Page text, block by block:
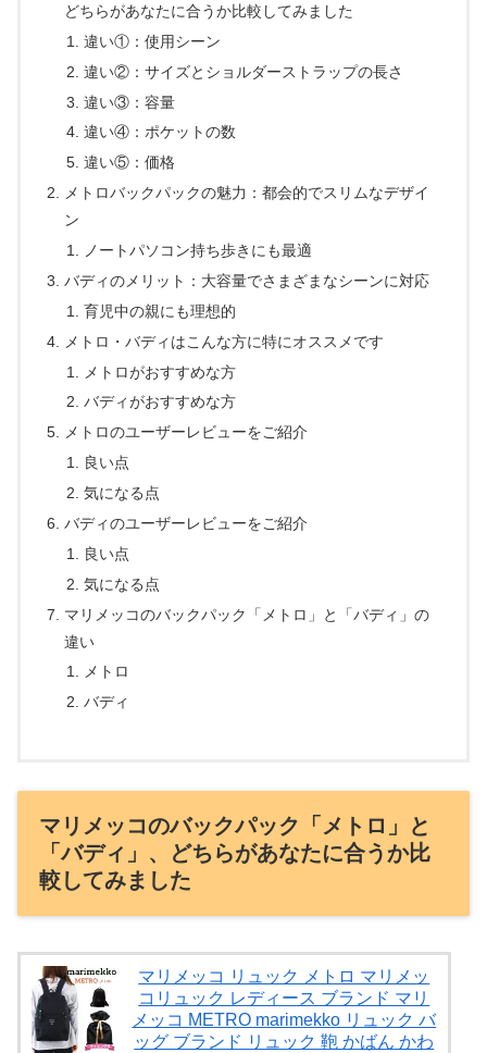
どちらがあなたに合うか比較してみました
違い①：使用シーン
違い②：サイズとショルダーストラップの長さ
違い③：容量
違い④：ポケットの数
違い⑤：価格
メトロバックパックの魅力：都会的でスリムなデザイ
ン
ノートパソコン持ち歩きにも最適
バディのメリット：大容量でさまざまなシーンに対応
育児中の親にも理想的
メトロ・バディはこんな方に特にオススメです
メトロがおすすめな方
バディがおすすめな方
メトロのユーザーレビューをご紹介
良い点
気になる点
バディのユーザーレビューをご紹介
良い点
気になる点
マリメッコのバックパック「メトロ」と「バディ」の
違い
メトロ
バディ
マリメッコのバックパック「メトロ」と
「バディ」、どちらがあなたに合うか比
較してみました
マリメッコ リュック メトロ マリメッ
コリュック レディース ブランド マリ
メッコ METRO marimekko リュック バ
ッグ ブランド リュック 鞄 かばん かわ